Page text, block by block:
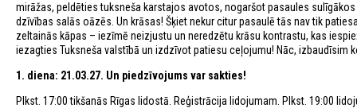
mirāžas, peldēties tuksneša karstajos avotos, nogaršot pasaules
dzīvības salās oāzēs. Un krāsas! Šķiet nekur citur pasaulē tās nav tik
zeltainās kāpas – iezīmē neizjustu un neredzētu krāsu kontrastu, kas
iezagties Tuksneša valstībā un izdzīvot patiesu ceļojumu! Nāc, izbaudīsim
1. diena: 21.03.27. Un piedzīvojums var sakties!
Plkst. 17:00 tikšanās Rīgas lidostā. Reģistrācija lidojumam. Plkst. 19:00